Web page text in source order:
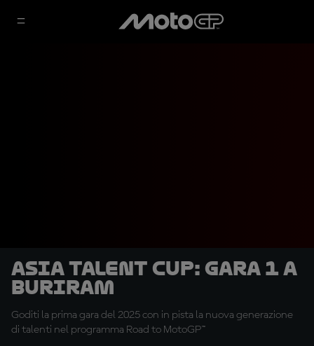
Asia Talent Cup: Gara 1 a
Buriram
Goditi la prima gara del 2025 con in pista la nuova generazione
di talenti nel programma Road to MotoGP™